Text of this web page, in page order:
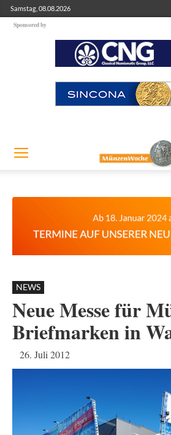
Samstag, 08.08.2026
Sponsored by
NEWS
Neue Messe für
Briefmarken in
26. Juli 2012